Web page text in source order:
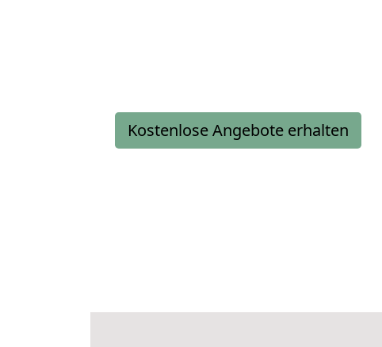
Kostenlose Angebote erhalten